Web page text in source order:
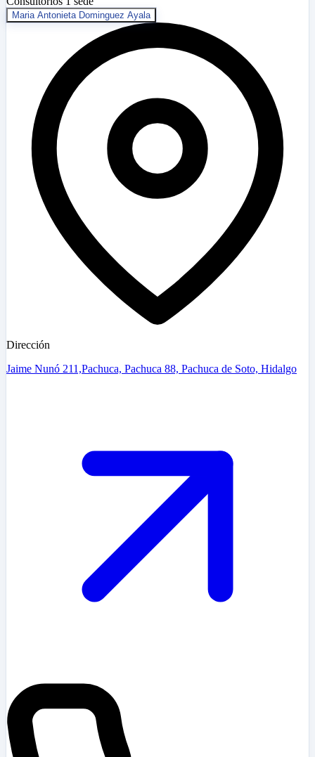
Maria Antonieta Dominguez Ayala
Dirección
Jaime Nunó 211,Pachuca, Pachuca 88, Pachuca de Soto, Hidalgo